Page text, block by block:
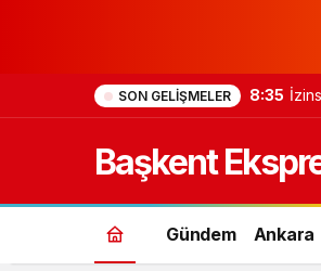
SON GELIŞMELER 8:35
Başkent
Gündem Ankara